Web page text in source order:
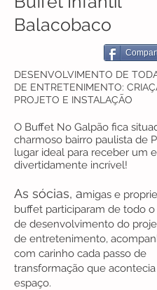
Balacobaco
DESENVOLVIMENTO DE
DE ENTRETENIMENTO:
PROJETO E INSTALAÇÃO
O Buffet No Galpão fica
charmoso bairro paulista de
lugar ideal para receber um
divertidamente incrível!
As sócias, amigas e
buffet participaram de todo
de desenvolvimento do
de entretenimento,
com carinho cada passo de
transformação que
espaço.